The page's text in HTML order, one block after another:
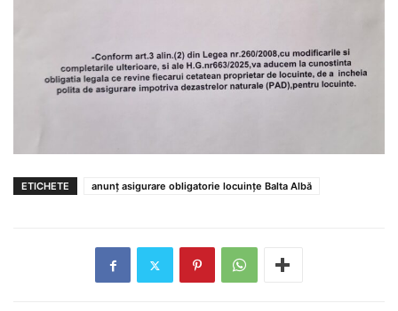
ETICHETE anunț asigurare obligatorie locuințe Balta Albă